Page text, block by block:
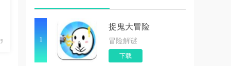
1
捉鬼大冒险
冒险解谜
下载